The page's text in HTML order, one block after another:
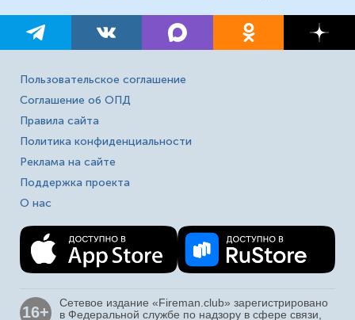
Пользовательское соглашение
Соглашение об ОПД
Правила сайта
Политика конфиденциальности
Реклама на сайте
Поддержка проекта
О нас
16+
Сетевое издание «Fireman.club» зарегистрировано
в Федеральной службе по надзору в сфере связи,